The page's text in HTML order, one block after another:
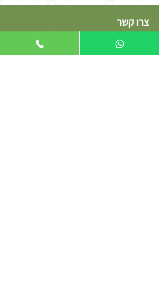
צרו קשר
הילה ריטר-ויידנפלד נייד: